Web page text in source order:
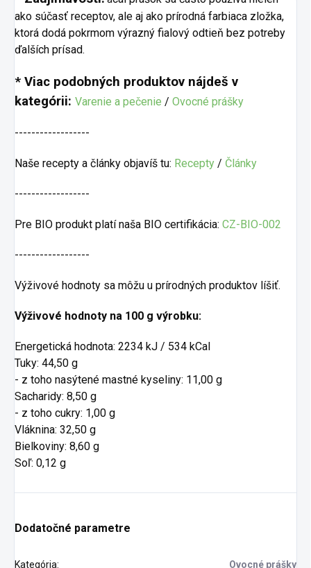
ako súčasť receptov, ale aj ako prírodná farbiaca zložka,
ktorá dodá pokrmom výrazný fialový odtieň bez potreby
ďalších prísad.
* Viac podobných produktov nájdeš v
kategórii: Varenie a pečenie / Ovocné prášky
------------------
Naše recepty a články objavíš tu: Recepty / Články
------------------
Pre BIO produkt platí naša BIO certifikácia: CZ-BIO-002
------------------
Výživové hodnoty sa môžu u prírodných produktov líšiť.
Výživové hodnoty na 100 g výrobku:
Energetická hodnota: 2234 kJ / 534 kCal
Tuky: 44,50 g
- z toho nasýtené mastné kyseliny: 11,00 g
Sacharidy: 8,50 g
- z toho cukry: 1,00 g
Vláknina: 32,50 g
Bielkoviny: 8,60 g
Soľ: 0,12 g
Dodatočné parametre
Kategória: Ovocné prášky